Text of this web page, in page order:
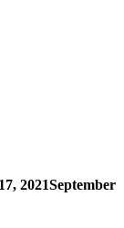
2021September